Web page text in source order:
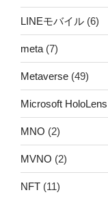
LINEモバイル (6)
meta (7)
Metaverse (49)
Microsoft HoloLens
MNO (2)
MVNO (2)
NFT (11)